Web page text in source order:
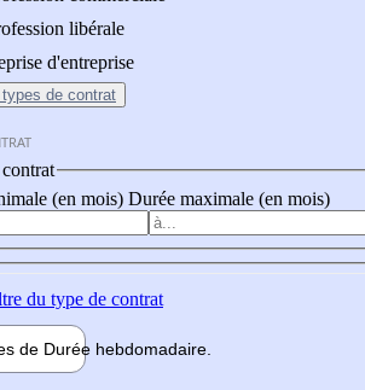
libérale
d'entreprise
de contrat
(en mois) Durée maximale (en mois)
du type de contrat
de Durée hebdomadaire